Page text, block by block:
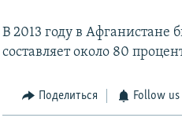
В 2013 году в Афганистане
составляет около 80
Поделиться Follow us